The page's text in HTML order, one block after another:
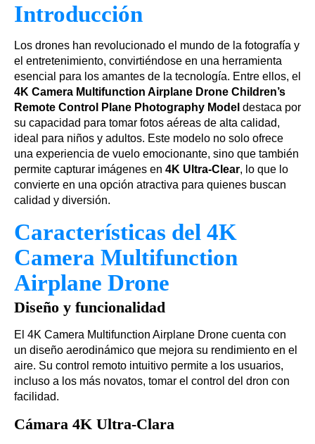
Introducción
Los drones han revolucionado el mundo de la fotografía y
el entretenimiento, convirtiéndose en una herramienta
esencial para los amantes de la tecnología. Entre ellos, el
4K Camera Multifunction Airplane Drone Children’s
Remote Control Plane Photography Model destaca por
su capacidad para tomar fotos aéreas de alta calidad,
ideal para niños y adultos. Este modelo no solo ofrece
una experiencia de vuelo emocionante, sino que también
permite capturar imágenes en 4K Ultra-Clear, lo que lo
convierte en una opción atractiva para quienes buscan
calidad y diversión.
Características del 4K
Camera Multifunction
Airplane Drone
Diseño y funcionalidad
El 4K Camera Multifunction Airplane Drone cuenta con
un diseño aerodinámico que mejora su rendimiento en el
aire. Su control remoto intuitivo permite a los usuarios,
incluso a los más novatos, tomar el control del dron con
facilidad.
Cámara 4K Ultra-Clara